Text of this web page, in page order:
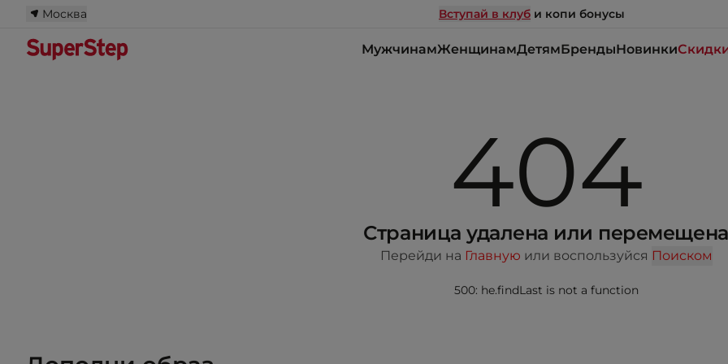
Москва Вступай в клуб и копи бонусы
МужчинамЖенщинамДетямБрендыНовинки
404
Страница удалена или перемещена
Перейди на Главную или воспользуйся Поиском
500: he.findLast is not a function